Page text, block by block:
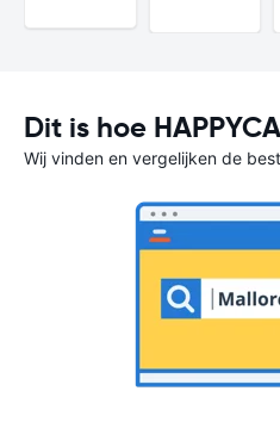
Dit is hoe
Wij vinden en vergelijken de